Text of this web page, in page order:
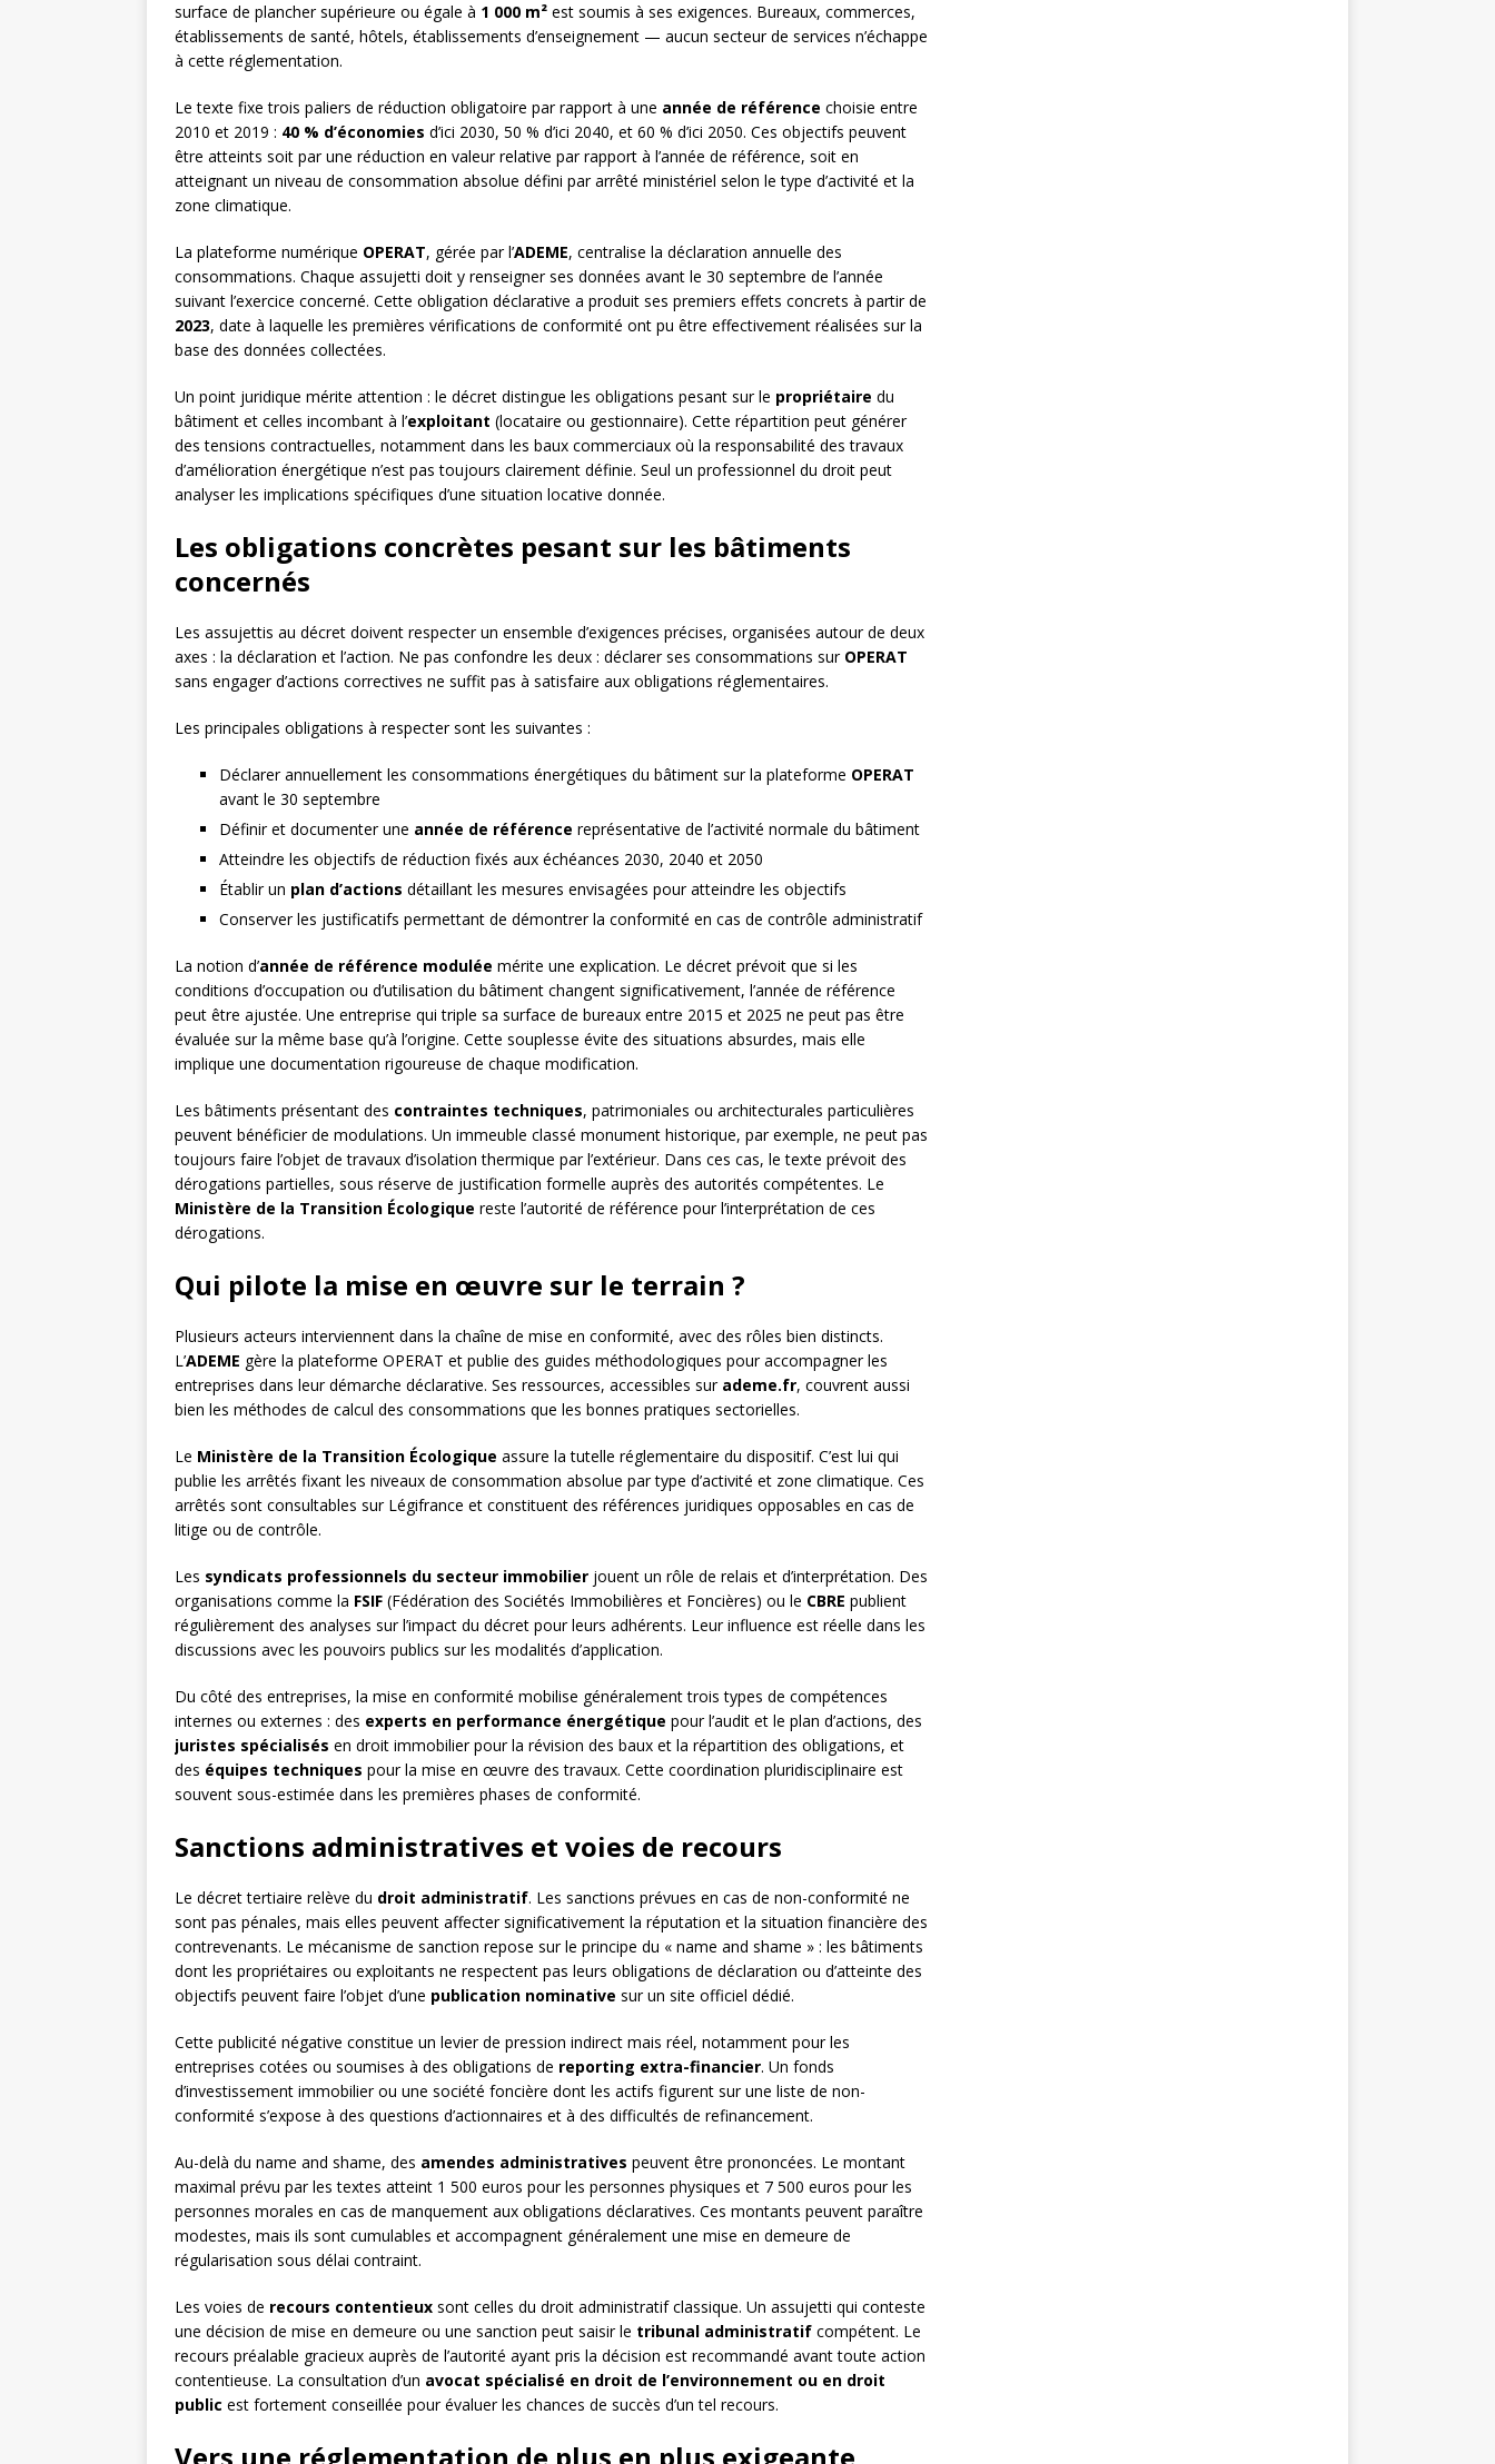
surface de plancher supérieure ou égale à 1 000 m² est soumis à ses exigences. Bureaux, commerces,
établissements de santé, hôtels, établissements d’enseignement — aucun secteur de services n’échappe
à cette réglementation.
Le texte fixe trois paliers de réduction obligatoire par rapport à une année de référence choisie entre
2010 et 2019 : 40 % d’économies d’ici 2030, 50 % d’ici 2040, et 60 % d’ici 2050. Ces objectifs peuvent
être atteints soit par une réduction en valeur relative par rapport à l’année de référence, soit en
atteignant un niveau de consommation absolue défini par arrêté ministériel selon le type d’activité et la
zone climatique.
La plateforme numérique OPERAT, gérée par l’ADEME, centralise la déclaration annuelle des
consommations. Chaque assujetti doit y renseigner ses données avant le 30 septembre de l’année
suivant l’exercice concerné. Cette obligation déclarative a produit ses premiers effets concrets à partir de
2023, date à laquelle les premières vérifications de conformité ont pu être effectivement réalisées sur la
base des données collectées.
Un point juridique mérite attention : le décret distingue les obligations pesant sur le propriétaire du
bâtiment et celles incombant à l’exploitant (locataire ou gestionnaire). Cette répartition peut générer
des tensions contractuelles, notamment dans les baux commerciaux où la responsabilité des travaux
d’amélioration énergétique n’est pas toujours clairement définie. Seul un professionnel du droit peut
analyser les implications spécifiques d’une situation locative donnée.
Les obligations concrètes pesant sur les bâtiments
concernés
Les assujettis au décret doivent respecter un ensemble d’exigences précises, organisées autour de deux
axes : la déclaration et l’action. Ne pas confondre les deux : déclarer ses consommations sur OPERAT
sans engager d’actions correctives ne suffit pas à satisfaire aux obligations réglementaires.
Les principales obligations à respecter sont les suivantes :
Déclarer annuellement les consommations énergétiques du bâtiment sur la plateforme OPERAT
avant le 30 septembre
Définir et documenter une année de référence représentative de l’activité normale du bâtiment
Atteindre les objectifs de réduction fixés aux échéances 2030, 2040 et 2050
Établir un plan d’actions détaillant les mesures envisagées pour atteindre les objectifs
Conserver les justificatifs permettant de démontrer la conformité en cas de contrôle administratif
La notion d’année de référence modulée mérite une explication. Le décret prévoit que si les
conditions d’occupation ou d’utilisation du bâtiment changent significativement, l’année de référence
peut être ajustée. Une entreprise qui triple sa surface de bureaux entre 2015 et 2025 ne peut pas être
évaluée sur la même base qu’à l’origine. Cette souplesse évite des situations absurdes, mais elle
implique une documentation rigoureuse de chaque modification.
Les bâtiments présentant des contraintes techniques, patrimoniales ou architecturales particulières
peuvent bénéficier de modulations. Un immeuble classé monument historique, par exemple, ne peut pas
toujours faire l’objet de travaux d’isolation thermique par l’extérieur. Dans ces cas, le texte prévoit des
dérogations partielles, sous réserve de justification formelle auprès des autorités compétentes. Le
Ministère de la Transition Écologique reste l’autorité de référence pour l’interprétation de ces
dérogations.
Qui pilote la mise en œuvre sur le terrain ?
Plusieurs acteurs interviennent dans la chaîne de mise en conformité, avec des rôles bien distincts.
L’ADEME gère la plateforme OPERAT et publie des guides méthodologiques pour accompagner les
entreprises dans leur démarche déclarative. Ses ressources, accessibles sur ademe.fr, couvrent aussi
bien les méthodes de calcul des consommations que les bonnes pratiques sectorielles.
Le Ministère de la Transition Écologique assure la tutelle réglementaire du dispositif. C’est lui qui
publie les arrêtés fixant les niveaux de consommation absolue par type d’activité et zone climatique. Ces
arrêtés sont consultables sur Légifrance et constituent des références juridiques opposables en cas de
litige ou de contrôle.
Les syndicats professionnels du secteur immobilier jouent un rôle de relais et d’interprétation. Des
organisations comme la FSIF (Fédération des Sociétés Immobilières et Foncières) ou le CBRE publient
régulièrement des analyses sur l’impact du décret pour leurs adhérents. Leur influence est réelle dans les
discussions avec les pouvoirs publics sur les modalités d’application.
Du côté des entreprises, la mise en conformité mobilise généralement trois types de compétences
internes ou externes : des experts en performance énergétique pour l’audit et le plan d’actions, des
juristes spécialisés en droit immobilier pour la révision des baux et la répartition des obligations, et
des équipes techniques pour la mise en œuvre des travaux. Cette coordination pluridisciplinaire est
souvent sous-estimée dans les premières phases de conformité.
Sanctions administratives et voies de recours
Le décret tertiaire relève du droit administratif. Les sanctions prévues en cas de non-conformité ne
sont pas pénales, mais elles peuvent affecter significativement la réputation et la situation financière des
contrevenants. Le mécanisme de sanction repose sur le principe du « name and shame » : les bâtiments
dont les propriétaires ou exploitants ne respectent pas leurs obligations de déclaration ou d’atteinte des
objectifs peuvent faire l’objet d’une publication nominative sur un site officiel dédié.
Cette publicité négative constitue un levier de pression indirect mais réel, notamment pour les
entreprises cotées ou soumises à des obligations de reporting extra-financier. Un fonds
d’investissement immobilier ou une société foncière dont les actifs figurent sur une liste de non-
conformité s’expose à des questions d’actionnaires et à des difficultés de refinancement.
Au-delà du name and shame, des amendes administratives peuvent être prononcées. Le montant
maximal prévu par les textes atteint 1 500 euros pour les personnes physiques et 7 500 euros pour les
personnes morales en cas de manquement aux obligations déclaratives. Ces montants peuvent paraître
modestes, mais ils sont cumulables et accompagnent généralement une mise en demeure de
régularisation sous délai contraint.
Les voies de recours contentieux sont celles du droit administratif classique. Un assujetti qui conteste
une décision de mise en demeure ou une sanction peut saisir le tribunal administratif compétent. Le
recours préalable gracieux auprès de l’autorité ayant pris la décision est recommandé avant toute action
contentieuse. La consultation d’un avocat spécialisé en droit de l’environnement ou en droit
public est fortement conseillée pour évaluer les chances de succès d’un tel recours.